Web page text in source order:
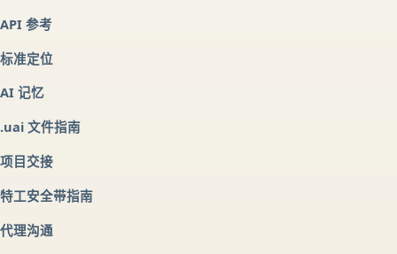
API 参考
标准定位
AI 记忆
.uai 文件指南
项目交接
特工安全带指南
代理沟通